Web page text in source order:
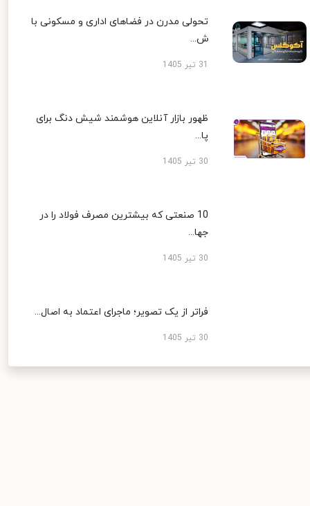
تحولی مدرن در فضاهای اداری و مسکونی با
ش...
ظهور بازار آنلاین هوشمند شیش دنگ برای
پا...
30 تیر 1405
10 صنعتی که بیشترین مصرف فولاد را در
جها...
30 تیر 1405
فراتر از یک تصویر؛ ماجرای اعتماد به اصال...
30 تیر 1405